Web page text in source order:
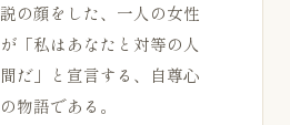
説の顔をした、一人の女性
が「私はあなたと対等の人
間だ」と宣言する、自尊心
の物語である。